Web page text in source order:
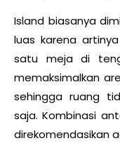
Island biasanya
luas karena
satu meja di
memaksimalkan
sehingga ruang
saja. Kombinasi
direkomendasikan